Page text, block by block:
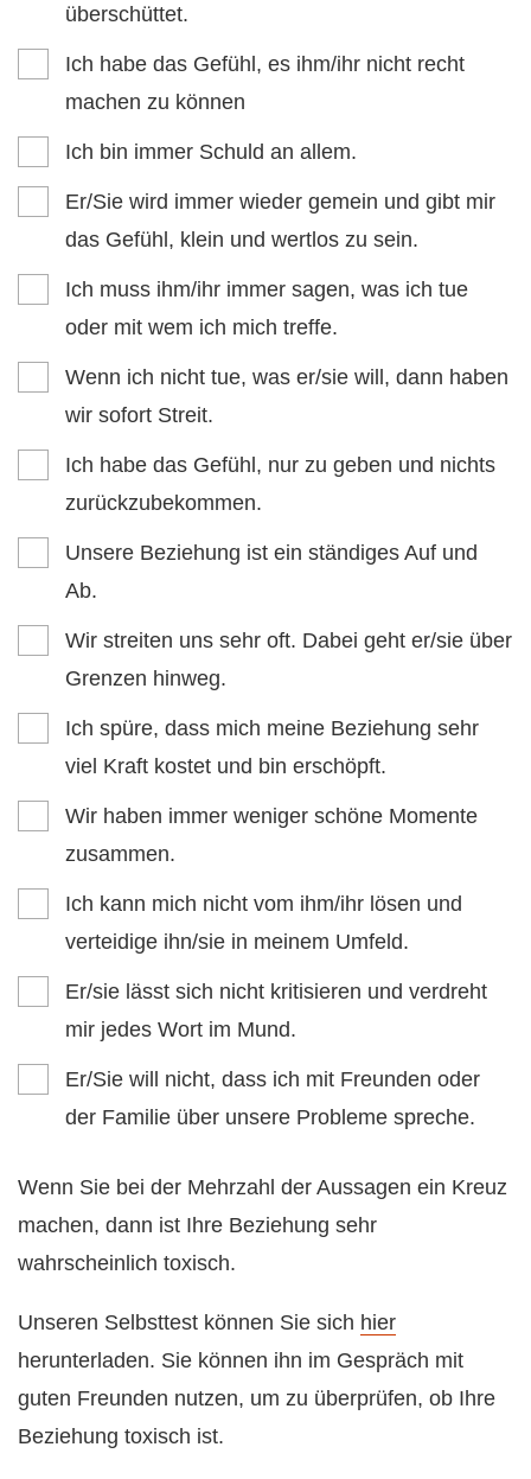
überschüttet.
Ich habe das Gefühl, es ihm/ihr nicht recht
machen zu können
Ich bin immer Schuld an allem.
Er/Sie wird immer wieder gemein und gibt mir
das Gefühl, klein und wertlos zu sein.
Ich muss ihm/ihr immer sagen, was ich tue
oder mit wem ich mich treffe.
Wenn ich nicht tue, was er/sie will, dann haben
wir sofort Streit.
Ich habe das Gefühl, nur zu geben und nichts
zurückzubekommen.
Unsere Beziehung ist ein ständiges Auf und
Ab.
Wir streiten uns sehr oft. Dabei geht er/sie über
Grenzen hinweg.
Ich spüre, dass mich meine Beziehung sehr
viel Kraft kostet und bin erschöpft.
Wir haben immer weniger schöne Momente
zusammen.
Ich kann mich nicht vom ihm/ihr lösen und
verteidige ihn/sie in meinem Umfeld.
Er/sie lässt sich nicht kritisieren und verdreht
mir jedes Wort im Mund.
Er/Sie will nicht, dass ich mit Freunden oder
der Familie über unsere Probleme spreche.
Wenn Sie bei der Mehrzahl der Aussagen ein Kreuz
machen, dann ist Ihre Beziehung sehr
wahrscheinlich toxisch.
Unseren Selbsttest können Sie sich hier
herunterladen. Sie können ihn im Gespräch mit
guten Freunden nutzen, um zu überprüfen, ob Ihre
Beziehung toxisch ist.